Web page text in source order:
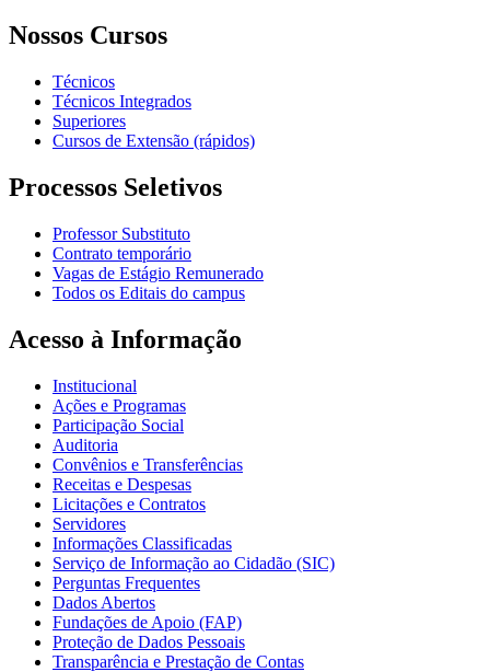
Nossos Cursos
Técnicos
Técnicos Integrados
Superiores
Cursos de Extensão (rápidos)
Processos Seletivos
Professor Substituto
Contrato temporário
Vagas de Estágio Remunerado
Todos os Editais do campus
Acesso à Informação
Institucional
Ações e Programas
Participação Social
Auditoria
Convênios e Transferências
Receitas e Despesas
Licitações e Contratos
Servidores
Informações Classificadas
Serviço de Informação ao Cidadão (SIC)
Perguntas Frequentes
Dados Abertos
Fundações de Apoio (FAP)
Proteção de Dados Pessoais
Transparência e Prestação de Contas